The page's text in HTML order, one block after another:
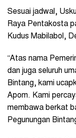
Sesuai jadwal,
Raya Pentakosta
Kudus Mabilabol,
“Atas nama
dan juga seluruh
Bintang, kami
Apom. Kami
membawa berkat
Pegunungan